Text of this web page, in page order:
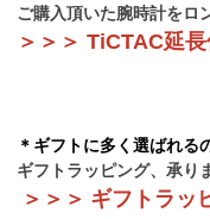
ご購入頂いた腕時計をロ
＞＞＞ TiCTAC延
＊ギフトに多く選ばれる
ギフトラッピング、承り
＞＞ ＞ ギフトラッ